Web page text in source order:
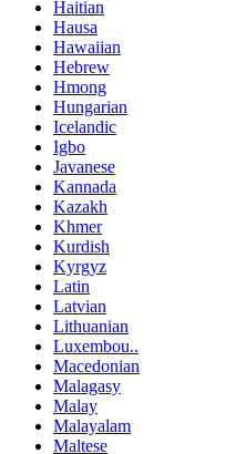
Haitian
Hausa
Hawaiian
Hebrew
Hmong
Hungarian
Icelandic
Igbo
Javanese
Kannada
Kazakh
Khmer
Kurdish
Kyrgyz
Latin
Latvian
Lithuanian
Luxembou..
Macedonian
Malagasy
Malay
Malayalam
Maltese